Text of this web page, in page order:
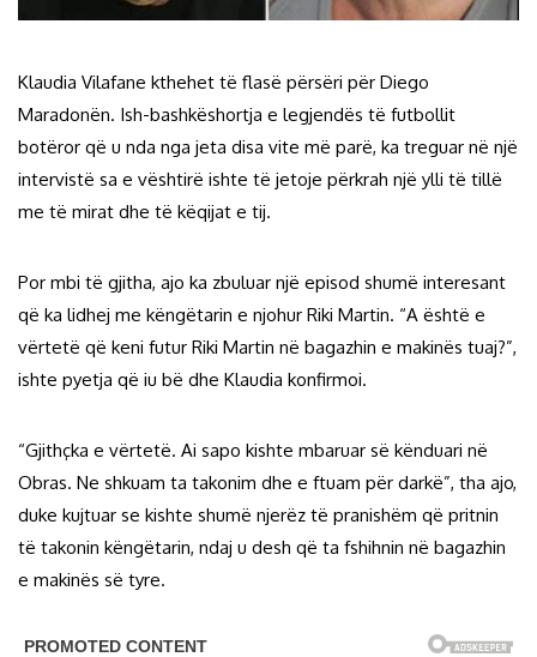
Klaudia Vilafane kthehet të flasë përsëri për Diego
Maradonën. Ish-bashkëshortja e legjendës të futbollit
botëror që u nda nga jeta disa vite më parë, ka treguar në një
intervistë sa e vështirë ishte të jetoje përkrah një ylli të tillë
me të mirat dhe të këqijat e tij.
Por mbi të gjitha, ajo ka zbuluar një episod shumë interesant
që ka lidhej me këngëtarin e njohur Riki Martin. “A është e
vërtetë që keni futur Riki Martin në bagazhin e makinës tuaj?”,
ishte pyetja që iu bë dhe Klaudia konfirmoi.
“Gjithçka e vërtetë. Ai sapo kishte mbaruar së kënduari në
Obras. Ne shkuam ta takonim dhe e ftuam për darkë”, tha ajo,
duke kujtuar se kishte shumë njerëz të pranishëm që pritnin
të takonin këngëtarin, ndaj u desh që ta fshihnin në bagazhin
e makinës së tyre.